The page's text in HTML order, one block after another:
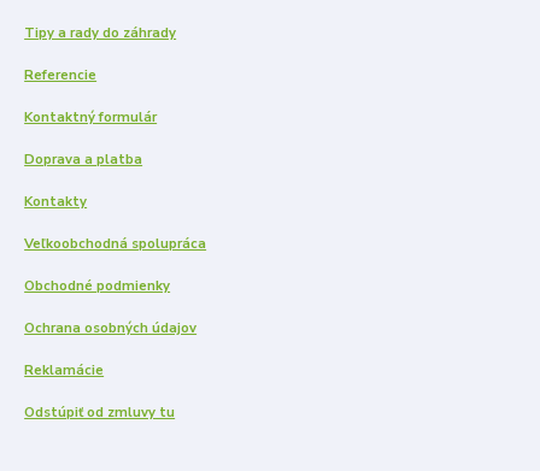
Tipy a rady do záhrady
Referencie
Kontaktný formulár
Doprava a platba
Kontakty
Veľkoobchodná spolupráca
Obchodné podmienky
Ochrana osobných údajov
Reklamácie
Odstúpiť od zmluvy tu